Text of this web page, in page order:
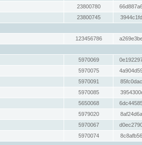
23800780
23800745
123456786
5970069
5970075
5970091
5970085
5650068
5979020
5970067
5970074